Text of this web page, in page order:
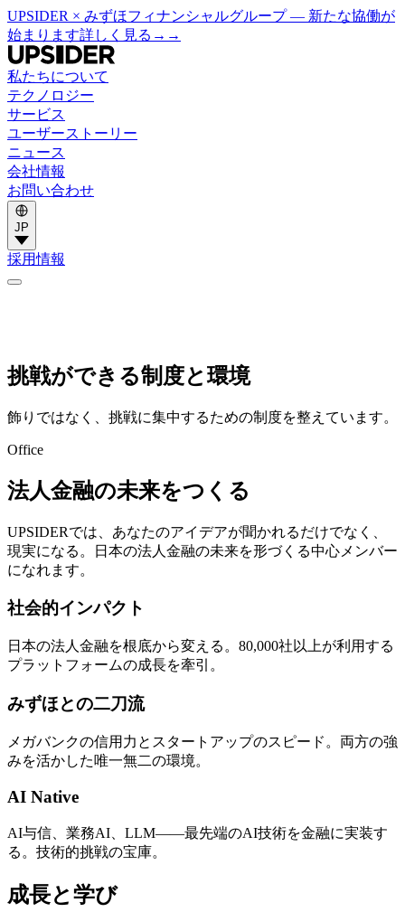
UPSIDER × みずほフィナンシャルグループ — 新たな協働が
始まります詳しく見る → →
私たちについて
テクノロジー
サービス
ユーザーストーリー
ニュース
会社情報
お問い合わせ
JP
採用情報
挑戦ができる制度と環境
飾りではなく、挑戦に集中するための制度を整えています。
Office
法人金融の未来をつくる
UPSIDERでは、あなたのアイデアが聞かれるだけでなく、
現実になる。日本の法人金融の未来を形づくる中心メンバー
になれます。
社会的インパクト
日本の法人金融を根底から変える。80,000社以上が利用する
プラットフォームの成長を牽引。
みずほとの二刀流
メガバンクの信用力とスタートアップのスピード。両方の強
みを活かした唯一無二の環境。
AI Native
AI与信、業務AI、LLM——最先端のAI技術を金融に実装す
る。技術的挑戦の宝庫。
成長と学び